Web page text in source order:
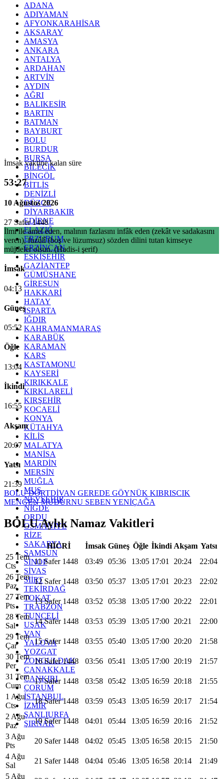
ADANA
ADIYAMAN
AFYONKARAHİSAR
AKSARAY
AMASYA
ANKARA
ANTALYA
ARDAHAN
ARTVİN
AYDIN
AĞRI
BALIKESİR
BARTIN
BATMAN
BAYBURT
BOLU
BURDUR
BURSA
BİLECİK
BİNGÖL
BİTLİS
DENİZLİ
DÜZCE
DİYARBAKIR
EDİRNE
ELAZIĞ
ERZURUM
ERZİNCAN
ESKİŞEHİR
GAZİANTEP
GÜMÜŞHANE
GİRESUN
HAKKARİ
HATAY
ISPARTA
IĞDIR
KAHRAMANMARAŞ
KARABÜK
KARAMAN
KARS
KASTAMONU
KAYSERİ
KIRIKKALE
KIRKLARELİ
KIRŞEHİR
KOCAELİ
KONYA
KÜTAHYA
KİLİS
MALATYA
MANİSA
MARDİN
MERSİN
MUĞLA
MUŞ
NEVŞEHİR
NİĞDE
ORDU
OSMANİYE
RİZE
SAKARYA
SAMSUN
SİNOP
SİVAS
SİİRT
TEKİRDAĞ
TOKAT
TRABZON
TUNCELİ
UŞAK
VAN
YALOVA
YOZGAT
ZONGULDAK
ÇANAKKALE
ÇANKIRI
ÇORUM
İSTANBUL
İZMİR
ŞANLIURFA
ŞIRNAK
İmsak vaktine kalan süre
53:26
10 Ağustos 2026
27 Safer 1448
İlmi ile amel eden, malının fazlasını infâk eden (zekât ve sadakasını
veren), fuzûlî (boş ve lüzumsuz) sözden dilini tutan kimseye
müjdeler olsun. (Hadis-i şerif)
İmsak
04:13
Güneş
05:52
Öğle
13:04
İkindi
16:55
Akşam
20:07
Yatsı
21:39
BOLUDÖRTDİVAN GEREDE GÖYNÜK KIBRISCIK
MENGENMUDURNU SEBEN YENİÇAĞA
BOLU Aylık Namaz Vakitleri
HİCRİ İmsak Güneş Öğle İkindi Akşam Yatsı
25 Tem
Cts
11 Safer 1448 03:49 05:36 13:05 17:01 20:24
22:04
26 Tem
Paz
12 Safer 1448 03:50 05:37 13:05 17:01 20:23
22:02
27 Tem
Pts
13 Safer 1448 03:52 05:38 13:05 17:00 20:22
22:01
28 Tem
Sal
14 Safer 1448 03:53 05:39 13:05 17:00 20:21
22:00
29 Tem
Çar
15 Safer 1448 03:55 05:40 13:05 17:00 20:20
21:58
30 Tem
Per
16 Safer 1448 03:56 05:41 13:05 17:00 20:19
21:57
31 Tem
Cum
17 Safer 1448 03:58 05:42 13:05 16:59 20:18
21:55
1 Ağu
Cts
18 Safer 1448 03:59 05:43 13:05 16:59 20:17
21:54
2 Ağu
Paz
19 Safer 1448 04:01 05:44 13:05 16:59 20:16
21:52
3 Ağu
Pts
20 Safer 1448 04:02 05:45 13:05 16:58 20:15
21:50
4 Ağu
Sal
21 Safer 1448 04:04 05:46 13:05 16:58 20:14
21:49
5 Ağu